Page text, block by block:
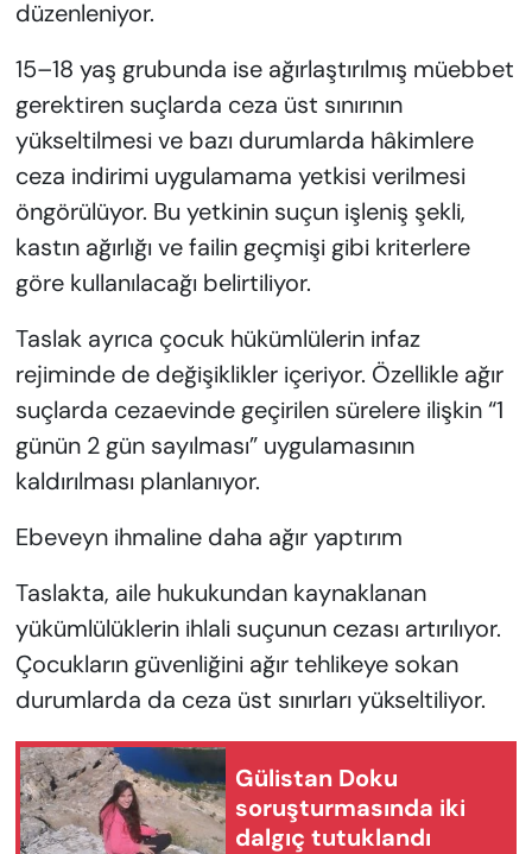
düzenleniyor.
15–18 yaş grubunda ise ağırlaştırılmış müebbet
gerektiren suçlarda ceza üst sınırının
yükseltilmesi ve bazı durumlarda hâkimlere
ceza indirimi uygulamama yetkisi verilmesi
öngörülüyor. Bu yetkinin suçun işleniş şekli,
kastın ağırlığı ve failin geçmişi gibi kriterlere
göre kullanılacağı belirtiliyor.
Taslak ayrıca çocuk hükümlülerin infaz
rejiminde de değişiklikler içeriyor. Özellikle ağır
suçlarda cezaevinde geçirilen sürelere ilişkin “1
günün 2 gün sayılması” uygulamasının
kaldırılması planlanıyor.
Ebeveyn ihmaline daha ağır yaptırım
Taslakta, aile hukukundan kaynaklanan
yükümlülüklerin ihlali suçunun cezası artırılıyor.
Çocukların güvenliğini ağır tehlikeye sokan
durumlarda da ceza üst sınırları yükseltiliyor.
Gülistan Doku
soruşturmasında iki
dalgıç tutuklandı